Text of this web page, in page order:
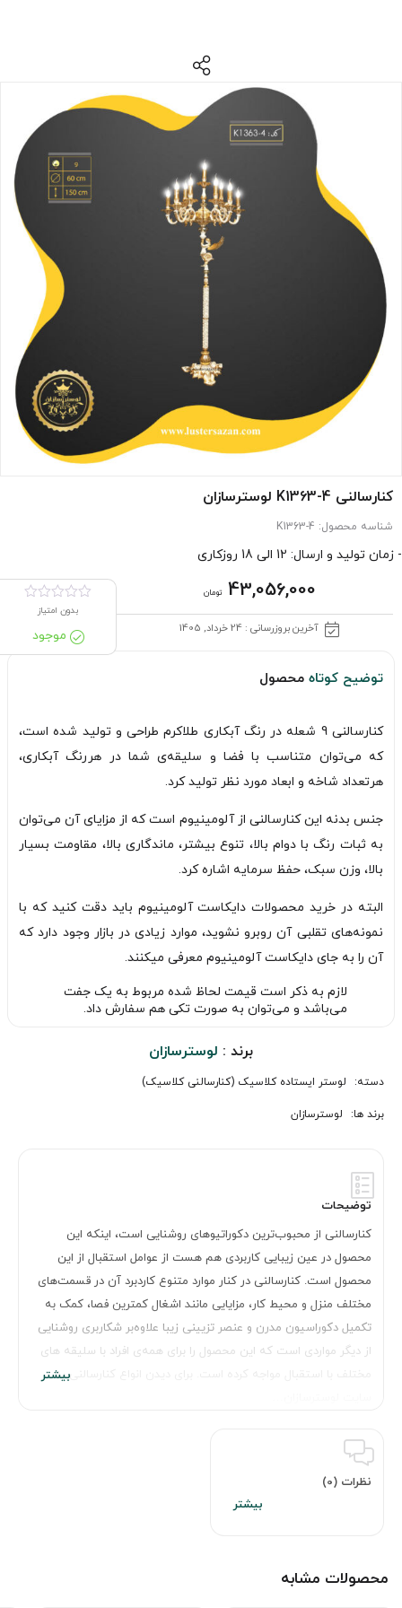
کنارسالنی K1363-4 لوسترسازان
شناسه محصول: K1363-4
- زمان تولید و ارسال: 12 الی 18 روزکاری
43,056,000 تومان
آخرین بروزرسانی : 24 خرداد, 1405
بدون امتیاز
موجود
توضیح کوتاه محصول
کنارسالنی 9 شعله در رنگ آبکاری طلاکرم طراحی و تولید شده است،
که می‌توان متناسب با فضا و سلیقه‌ی شما در هررنگ آبکاری،
هرتعداد شاخه و ابعاد مورد نظر تولید کرد.
جنس بدنه این کنارسالنی از آلومینیوم است که از مزایای آن می‌توان
به ثبات رنگ با دوام بالا، تنوع بیشتر، ماندگاری بالا، مقاومت بسیار
بالا، وزن سبک، حفظ سرمایه اشاره کرد.
البته در خرید محصولات دایکاست آلومینیوم باید دقت کنید که با
نمونه‌های تقلبی آن روبرو نشوید، موارد زیادی در بازار وجود دارد که
آن را به جای دایکاست آلومینیوم معرفی میکنند.
لازم به ذکر است قیمت لحاظ شده مربوط به یک جفت
می‌باشد و می‌توان به صورت تکی هم سفارش داد.
برند : لوسترسازان
دسته: لوستر ایستاده کلاسیک (کنارسالنی کلاسیک)
برند ها: لوسترسازان
توضیحات
کنارسالنی از محبوب‌ترین دکوراتیوهای روشنایی است، اینکه این
محصول در عین زیبایی کاربردی هم هست از عوامل استقبال از این
محصول است. کنارسالنی در کنار موارد متنوع کاردبرد آن در قسمت‌های
مختلف منزل و محیط کار، مزایایی مانند اشغال کمترین فصا، کمک به
تکمیل دکوراسیون مدرن و عنصر تزیینی زیبا علاوه‌بر شکاربری روشنایی
از دیگر مواردی است که این محصول را برای همه‌ی افراد با سلیقه های
مختلف با استقبال مواجه کرده است. برای دیدن انواع کنارسالنی به
نظرات (0)
محصولات مشابه